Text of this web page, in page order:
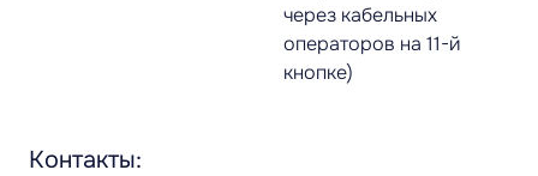
через кабельных
операторов на 11-й
кнопке)
Контакты: